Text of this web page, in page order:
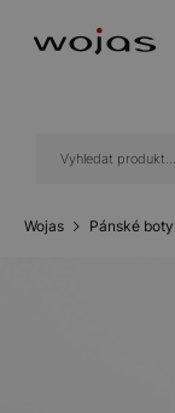
Wojas Pánské boty